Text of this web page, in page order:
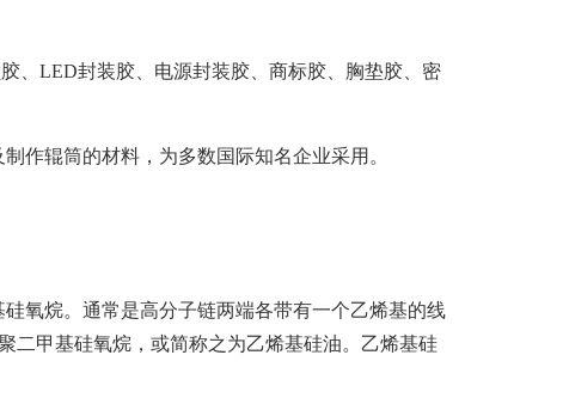
LED封装胶、电源封装胶、商标胶、胸垫胶、密
辊筒的材料，为多数国际知名企业采用。
氧烷。通常是高分子链两端各带有一个乙烯基的线
二甲基硅氧烷，或简称之为乙烯基硅油。乙烯基硅